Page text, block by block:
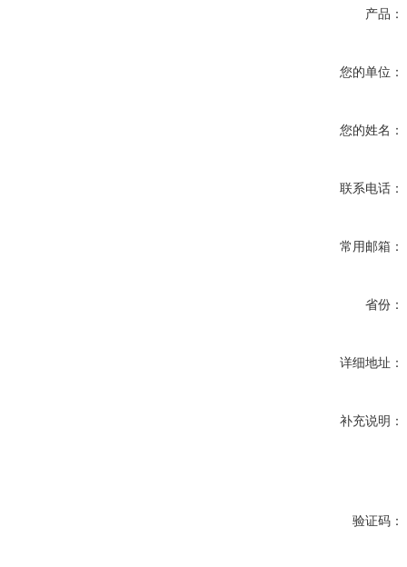
产品：
您的单位：
您的姓名：
联系电话：
常用邮箱：
省份：
详细地址：
补充说明：
验证码：